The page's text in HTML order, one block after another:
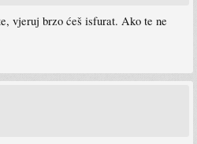
vjeruj brzo ćeš isfurat. Ako te ne